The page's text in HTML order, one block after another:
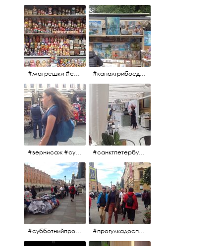
#матрёшки #сувениры #вернисаж #каналгрибоедова #санктпетербург #вернисаж #
#вернисаж #сувениры #картины #санктпетербург #летнеекафе
#субботнийпроменад #набережнаяканалагрибоедова #санктпетербург #прогулкадоспасаиобратно #санктпетербург #15july2017 #субботнийпитерскийдень #субботнийпроменад #послеобеда